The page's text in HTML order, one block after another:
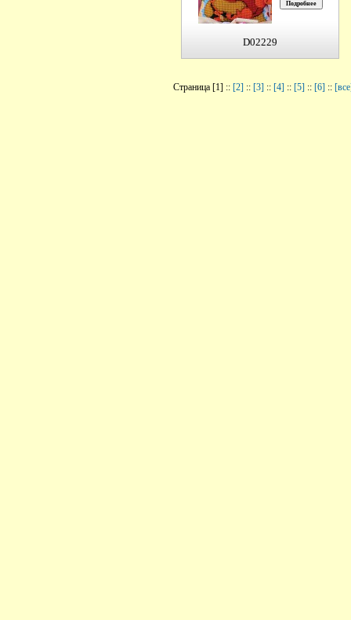
D02229
Страница [1] :: [2] :: [3] :: [4] :: [5] :: [6] ::